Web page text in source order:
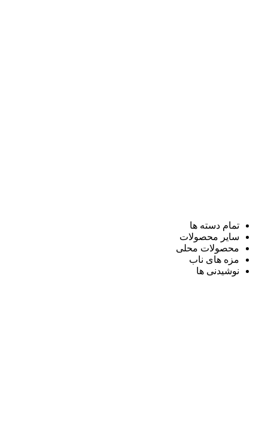
تمام دسته ها
سایر محصولات
محصولات محلی
مزه های ناب
نوشیدنی ها